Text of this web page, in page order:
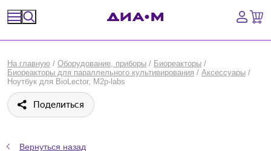
Оборудование, приборы
Расходные материалы, пластик, стекло
На главную / Оборудование, приборы / Биореакторы /
Биореакторы для параллельного культивирования / Аксессуары /
Ноутбук для BioLector, M2p-labs
Поделиться
Вернуться назад